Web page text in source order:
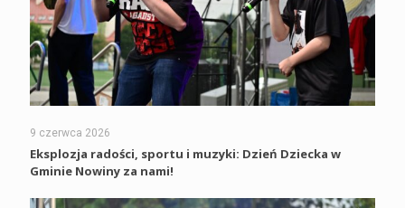
9 czerwca 2026
Eksplozja radości, sportu i muzyki: Dzień Dziecka w
Gminie Nowiny za nami!